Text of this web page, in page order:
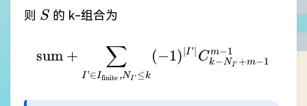
则 S
S 的 k-组合为
\mathrm{sum} +
sum +
I ’∈Ifinite ,NI’≤k
∑ (−1)∣I ’∣ Ck−NI’ +m−1
m−1